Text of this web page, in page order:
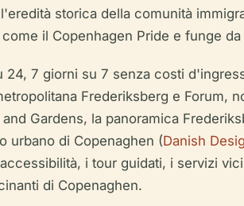
storica della comunità
il Copenhagen Pride e funge
7 giorni su 7 senza costi
Frederiksberg e Forum,
Gardens, la panoramica
urbano di Copenaghen (Danish
i tour guidati, i servizi
di Copenaghen.